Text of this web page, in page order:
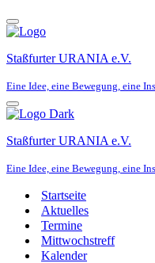
Navigationsmenü
Staßfurter URANIA e.V.
Eine Idee, eine Bewegung, eine
Navigationsmenü
Staßfurter URANIA e.V.
Eine Idee, eine Bewegung, eine
Startseite
Aktuelles
Termine
Mittwochstreff
Kalender